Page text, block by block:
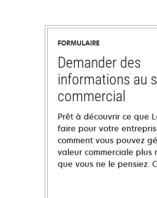
FORMULAIRE
Demander des
informations au
commercial
Prêt à découvrir ce que
faire pour votre
comment vous pouvez
valeur commerciale plus
que vous ne le pensiez.